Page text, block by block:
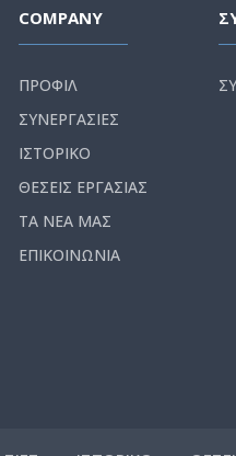
COMPANY
ΠΡΟΦΙΛ
ΣΥΝΕΡΓΑΣΙΕΣ
ΙΣΤΟΡΙΚΟ
ΘΕΣΕΙΣ ΕΡΓΑΣΙΑΣ
ΤΑ ΝΕΑ ΜΑΣ
ΕΠΙΚΟΙΝΩΝΙΑ